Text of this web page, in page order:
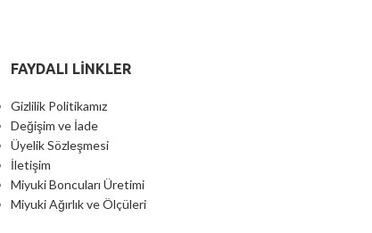
FAYDALI LİNKLER
Gizlilik Politikamız
Değişim ve İade
Üyelik Sözleşmesi
İletişim
Miyuki Boncuları Üretimi
Miyuki Ağırlık ve Ölçüleri